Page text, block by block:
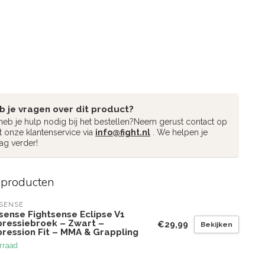
je vragen over dit product?
je hulp nodig bij het bestellen?Neem gerust contact op
onze klantenservice via info@fight.nl . We helpen je
verder!
Fightsense Eclipse V1
– Zwart –
Fit – MMA & Grappling
€29,99 Bekijken